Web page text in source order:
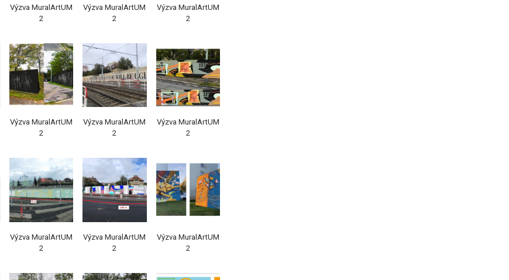
Výzva MuralArtUM
2
Výzva MuralArtUM
2
Výzva MuralArtUM
2
Výzva MuralArtUM
2
Výzva MuralArtUM
2
Výzva MuralArtUM
2
Výzva MuralArtUM
2
Výzva MuralArtUM
2
Výzva MuralArtUM
2